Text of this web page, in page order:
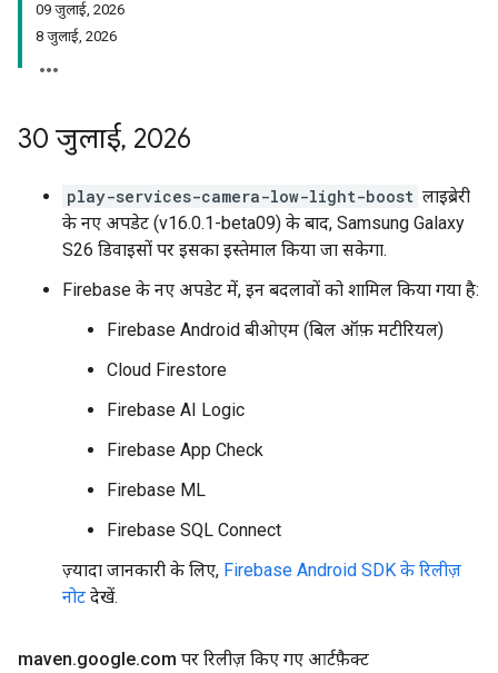
09 जुलाई, 2026
8 जुलाई, 2026
30 जुलाई, 2026
play-services-camera-low-light-boost लाइब्रेरी
के नए अपडेट (v16.0.1-beta09) के बाद, Samsung Galaxy
S26 डिवाइसों पर इसका इस्तेमाल किया जा सकेगा.
Firebase के नए अपडेट में, इन बदलावों को शामिल किया गया है:
Firebase Android बीओएम (बिल ऑफ़ मटीरियल)
Cloud Firestore
Firebase AI Logic
Firebase App Check
Firebase ML
Firebase SQL Connect
ज़्यादा जानकारी के लिए, Firebase Android SDK के रिलीज़
नोट देखें.
maven.google.com पर रिलीज़ किए गए आर्टफ़ैक्ट